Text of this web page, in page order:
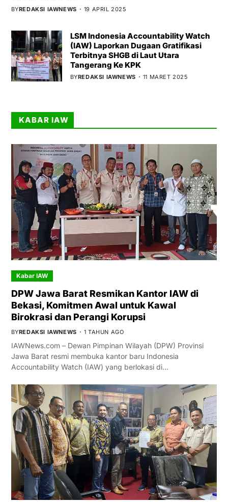
BYREDAKSI IAWNEWS 19 APRIL 2025
LSM Indonesia Accountability Watch
(IAW) Laporkan Dugaan Gratifikasi
Terbitnya SHGB di Laut Utara
Tangerang Ke KPK
BYREDAKSI IAWNEWS 11 MARET 2025
KABAR IAW
Kabar IAW
DPW Jawa Barat Resmikan Kantor IAW di
Bekasi, Komitmen Awal untuk Kawal
Birokrasi dan Perangi Korupsi
BYREDAKSI IAWNEWS 1 TAHUN AGO
IAWNews.com – Dewan Pimpinan Wilayah (DPW) Provinsi
Jawa Barat resmi membuka kantor baru Indonesia
Accountability Watch (IAW) yang berlokasi di…